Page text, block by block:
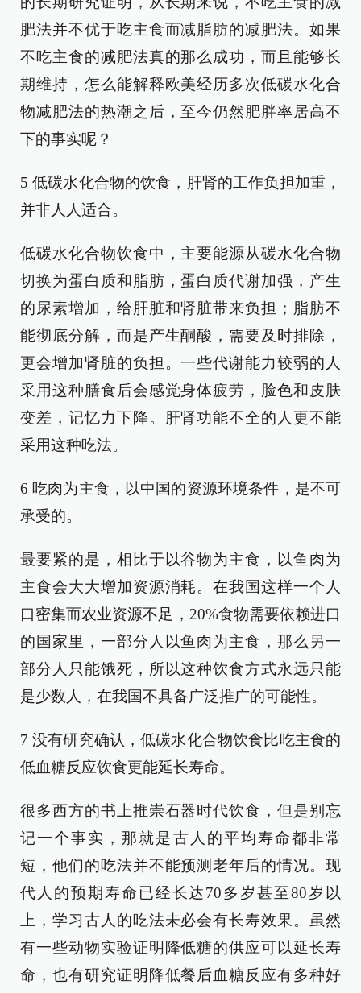
肥法并不优于吃主食而减脂肪的减肥法。如果
不吃主食的减肥法真的那么成功，而且能够长
期维持，怎么能解释欧美经历多次低碳水化合
物减肥法的热潮之后，至今仍然肥胖率居高不
下的事实呢？
5 低碳水化合物的饮食，肝肾的工作负担加重，
并非人人适合。
低碳水化合物饮食中，主要能源从碳水化合物
切换为蛋白质和脂肪，蛋白质代谢加强，产生
的尿素增加，给肝脏和肾脏带来负担；脂肪不
能彻底分解，而是产生酮酸，需要及时排除，
更会增加肾脏的负担。一些代谢能力较弱的人
采用这种膳食后会感觉身体疲劳，脸色和皮肤
变差，记忆力下降。肝肾功能不全的人更不能
采用这种吃法。
6 吃肉为主食，以中国的资源环境条件，是不可
承受的。
最要紧的是，相比于以谷物为主食，以鱼肉为
主食会大大增加资源消耗。在我国这样一个人
口密集而农业资源不足，20%食物需要依赖进口
的国家里，一部分人以鱼肉为主食，那么另一
部分人只能饿死，所以这种饮食方式永远只能
是少数人，在我国不具备广泛推广的可能性。
7 没有研究确认，低碳水化合物饮食比吃主食的
低血糖反应饮食更能延长寿命。
很多西方的书上推崇石器时代饮食，但是别忘
记一个事实，那就是古人的平均寿命都非常
短，他们的吃法并不能预测老年后的情况。现
代人的预期寿命已经长达70多岁甚至80岁以
上，学习古人的吃法未必会有长寿效果。虽然
有一些动物实验证明降低糖的供应可以延长寿
命，也有研究证明降低餐后血糖反应有多种好